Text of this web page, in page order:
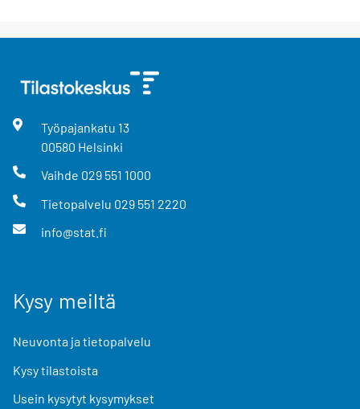
Työpajankatu 13
00580 Helsinki
Vaihde 029 551 1000
Tietopalvelu 029 551 2220
info@stat.fi
Kysy meiltä
Neuvonta ja tietopalvelu
Kysy tilastoista
Usein kysytyt kysymykset